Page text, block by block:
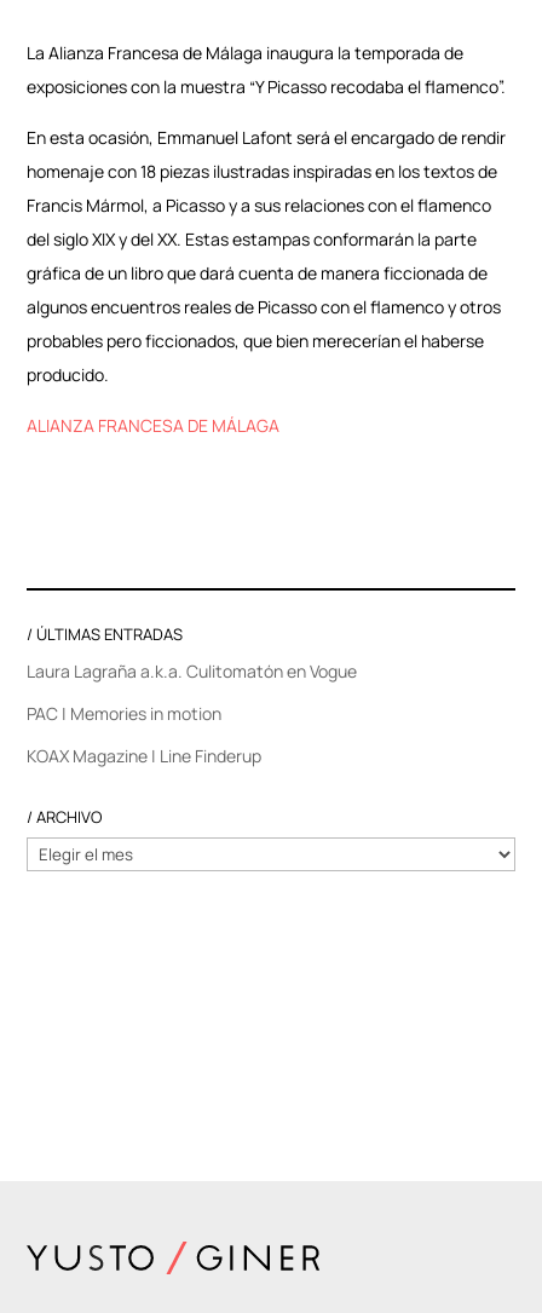
La Alianza Francesa de Málaga inaugura la temporada de
exposiciones con la muestra “Y Picasso recodaba el flamenco”.
En esta ocasión, Emmanuel Lafont será el encargado de rendir
homenaje con 18 piezas ilustradas inspiradas en los textos de
Francis Mármol, a Picasso y a sus relaciones con el flamenco
del siglo XIX y del XX. Estas estampas conformarán la parte
gráfica de un libro que dará cuenta de manera ficcionada de
algunos encuentros reales de Picasso con el flamenco y otros
probables pero ficcionados, que bien merecerían el haberse
producido.
ALIANZA FRANCESA DE MÁLAGA
/ ÚLTIMAS ENTRADAS
Laura Lagraña a.k.a. Culitomatón en Vogue
PAC | Memories in motion
KOAX Magazine | Line Finderup
/ ARCHIVO